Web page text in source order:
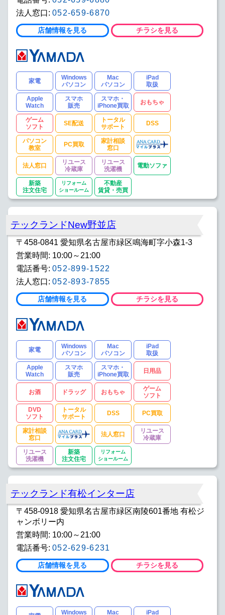
法人窓口: 052-659-6870
店舗情報を見る チラシを見る
家電
Windows
パソコン
Mac
パソコン
iPad
取扱
Apple
Watch
スマホ
販売
スマホ・
iPhone買取
おもちゃ
ゲーム
ソフト
SE配送
トータル
サポート
DSS
パソコン
教室
PC買取
家計相談
窓口
法人窓口
リユース
冷蔵庫
リユース
洗濯機
電動ソファ
新築
注文住宅
リフォーム
ショールーム
不動産
賃貸・売買
テックランドNew野並店
〒458-0841 愛知県名古屋市緑区鳴海町字小森1-3
営業時間: 10:00～21:00
電話番号: 052-899-1522
法人窓口: 052-893-7855
店舗情報を見る チラシを見る
家電
Windows
パソコン
Mac
パソコン
iPad
取扱
Apple
Watch
スマホ
販売
スマホ・
iPhone買取
日用品
お酒 ドラッグ おもちゃ
ゲーム
ソフト
DVD
ソフト
トータル
サポート
DSS PC買取
家計相談
窓口
法人窓口
リユース
冷蔵庫
リユース
洗濯機
新築
注文住宅
リフォーム
ショールーム
テックランド有松インター店
〒458-0918 愛知県名古屋市緑区南陵601番地 有松ジ
ャンボリー内
営業時間: 10:00～21:00
電話番号: 052-629-6231
店舗情報を見る チラシを見る
Windows
Mac
iPad